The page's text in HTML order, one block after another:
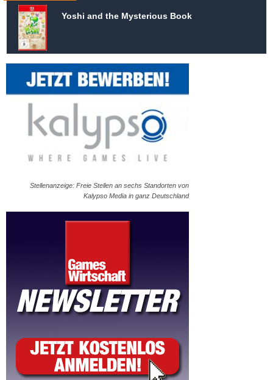
Yoshi and the Mysterious Book
Stellenanzeige: Freie Stellen an sechs Standorten von
Kalypso Media in ganz Deutschland